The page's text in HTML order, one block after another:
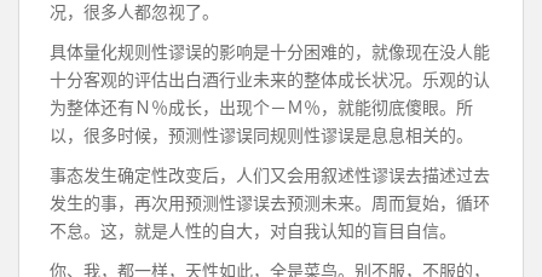
况，很多人都忽视了。
具体量化规则性谬误的影响是十分困难的，就像现在没人能
十分客观的评估出白酒行业未来的整体成长状况。乐观的认
为整体还有Ｎ％成长，出现个－Ｍ％，就能彻底傻眼。所
以，很多时候，预测性谬误同规则性谬误是息息相关的。
事态发生确定性改变后，人们又会用叙述性谬误去描述过去
发生的事，再次用预测性谬误去预测未来。周而复始，循环
不怠。这，就是人性的自大，对自我认知的盲目自信。
你、我，都一样，天性如此，全是菜鸟。别不服，不服的，